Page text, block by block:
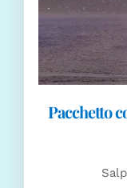
Pacchetto